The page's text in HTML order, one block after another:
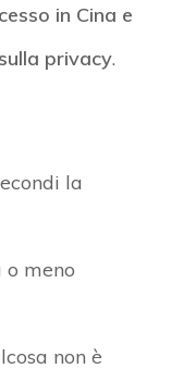
in Cina e
privacy.
la
o meno
non è